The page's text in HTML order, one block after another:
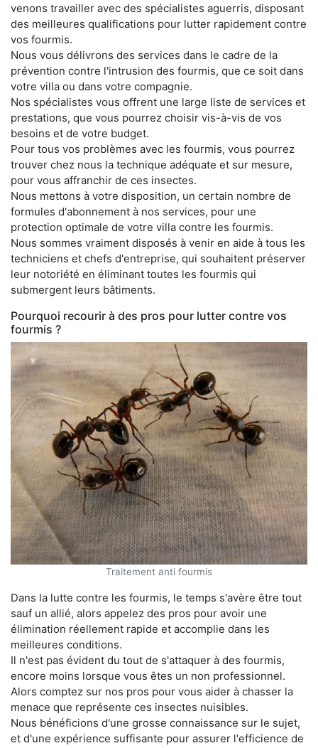
venons travailler avec des spécialistes aguerris, disposant
des meilleures qualifications pour lutter rapidement contre
vos fourmis.
Nous vous délivrons des services dans le cadre de la
prévention contre l'intrusion des fourmis, que ce soit dans
votre villa ou dans votre compagnie.
Nos spécialistes vous offrent une large liste de services et
prestations, que vous pourrez choisir vis-à-vis de vos
besoins et de votre budget.
Pour tous vos problèmes avec les fourmis, vous pourrez
trouver chez nous la technique adéquate et sur mesure,
pour vous affranchir de ces insectes.
Nous mettons à votre disposition, un certain nombre de
formules d'abonnement à nos services, pour une
protection optimale de votre villa contre les fourmis.
Nous sommes vraiment disposés à venir en aide à tous les
techniciens et chefs d'entreprise, qui souhaitent préserver
leur notoriété en éliminant toutes les fourmis qui
submergent leurs bâtiments.
Pourquoi recourir à des pros pour lutter contre vos
fourmis ?
Traitement anti fourmis
Dans la lutte contre les fourmis, le temps s'avère être tout
sauf un allié, alors appelez des pros pour avoir une
élimination réellement rapide et accomplie dans les
meilleures conditions.
Il n'est pas évident du tout de s'attaquer à des fourmis,
encore moins lorsque vous êtes un non professionnel.
Alors comptez sur nos pros pour vous aider à chasser la
menace que représente ces insectes nuisibles.
Nous bénéficions d'une grosse connaissance sur le sujet,
et d'une expérience suffisante pour assurer l'efficience de